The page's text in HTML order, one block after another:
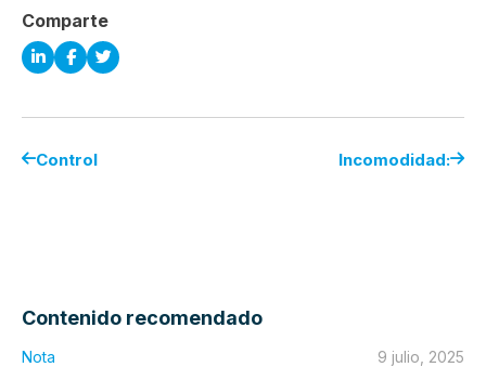
Comparte
Control Incomodidad:
Contenido recomendado
Nota 9 julio, 2025